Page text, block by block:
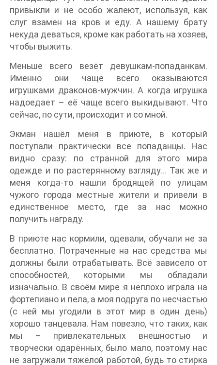
привыкли и не особо жалеют, используя, как
слуг взамен на кров и еду. А нашему брату
некуда деваться, кроме как работать на хозяев,
чтобы выжить.
Меньше всего везёт девушкам-попаданкам.
Именно они чаще всего оказываются
игрушками драконов-мужчин. А когда игрушка
надоедает – её чаще всего выкидывают. Что
сейчас, по сути, происходит и со мной.
Экман нашёл меня в приюте, в который
поступали практически все попаданцы. Нас
видно сразу: по странной для этого мира
одежде и по растерянному взгляду… Так же и
меня когда-то нашли бродящей по улицам
чужого города местные жители и привели в
единственное место, где за нас можно
получить награду.
В приюте нас кормили, одевали, обучали не за
бесплатно. Потраченные на нас средства мы
должны были отрабатывать. Всё зависело от
способностей, которыми мы обладали
изначально. В своём мире я неплохо играла на
фортепиано и пела, а моя подруга по несчастью
(с ней мы угодили в этот мир в один день)
хорошо танцевала. Нам повезло, что таких, как
мы – привлекательных внешностью и
творчески одарённых, было мало, поэтому нас
не загружали тяжёлой работой, будь то стирка